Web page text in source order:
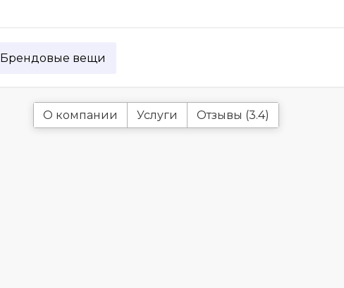
Брендовые вещи
О компании Услуги Отзывы (3.4)